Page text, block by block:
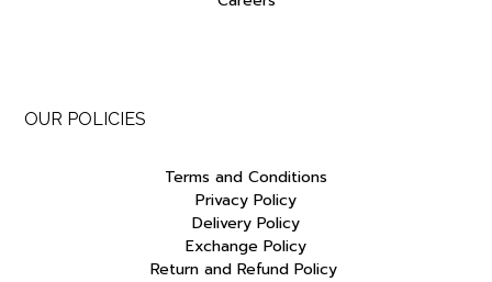
OUR POLICIES
Terms and Conditions
Privacy Policy
Delivery Policy
Exchange Policy
Return and Refund Policy